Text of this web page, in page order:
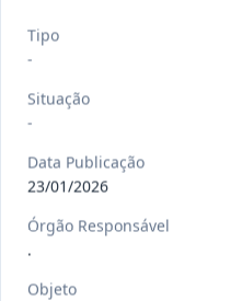
135/2026
Serviços
Tipo
-
Situação
-
Data Publicação
23/01/2026
Órgão Responsável
.
Objeto